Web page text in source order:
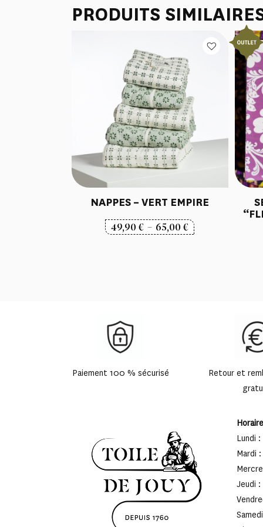
PRODUITS
NAPPES – VERT EMPIRE
49,90€ – 65,00€Plage
Paiement 100 % sécurisé
Retour et
Lundi
Mardi :
Jeudi :